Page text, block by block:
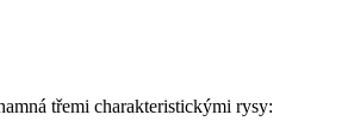
třemi charakteristickými rysy: